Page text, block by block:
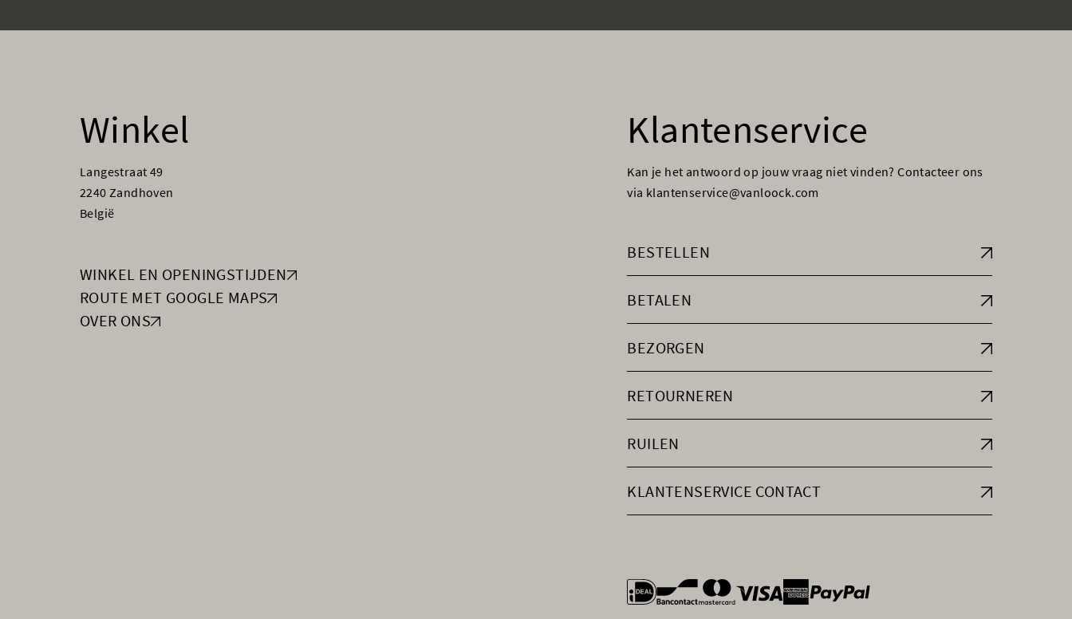
Winkel
Langestraat 49
2240 Zandhoven
België
WINKEL EN OPENINGSTIJDEN
ROUTE MET GOOGLE MAPS
OVER ONS
Klantenservice
Kan je het antwoord op jouw vraag niet vinden? Contacteer ons
via klantenservice@vanloock.com
BESTELLEN
BETALEN
BEZORGEN
RETOURNEREN
RUILEN
KLANTENSERVICE CONTACT
general.paymentOptions